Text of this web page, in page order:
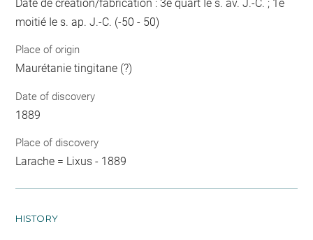
Date de création/fabrication : 3e quart Ie s. av. J.-C. ; 1e
moitié Ie s. ap. J.-C. (-50 - 50)
Place of origin
Maurétanie tingitane (?)
Date of discovery
1889
Place of discovery
Larache = Lixus - 1889
HISTORY